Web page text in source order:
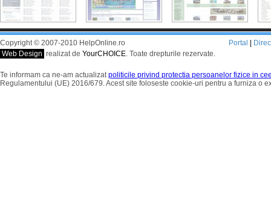
Copyright © 2007-2010 HelpOnline.ro
Web Design realizat de YourCHOICE. Toate drepturile rezervate.
Portal
Te informam ca ne-am actualizatpoliticile privind protectia persoanelor fizice in
Regulamentului (UE) 2016/679. Acest site foloseste cookie-uri pentru a furniza o